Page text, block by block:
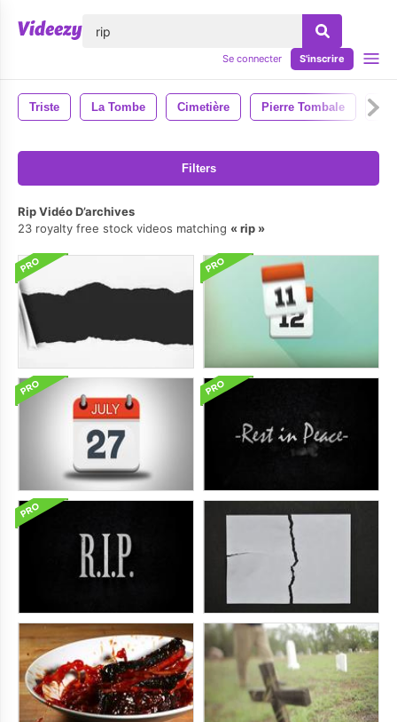
Se connecter S'inscrire
Triste La Tombe Cimetière Pierre Tombale
Filters
Rip Vidéo D’archives
23 royalty free stock videos matching
rip